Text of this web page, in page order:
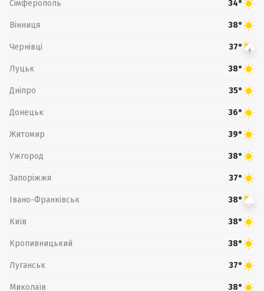
Сімферополь 34°
Вінниця 38°
Чернівці 37°
Луцьк 38°
Дніпро 35°
Донецьк 36°
Житомир 39°
Ужгород 38°
Запоріжжя 37°
Івано-Франківськ 38°
Київ 38°
Кропивницький 38°
Луганськ 37°
Миколаїв 38°